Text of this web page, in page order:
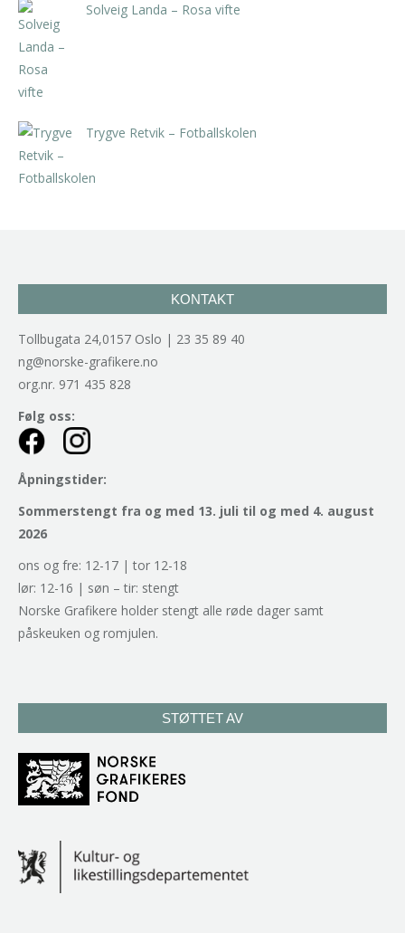
Solveig Landa – Rosa vifte
Trygve Retvik – Fotballskolen
KONTAKT
Tollbugata 24,0157 Oslo | 23 35 89 40
ng@norske-grafikere.no
org.nr. 971 435 828
Følg oss:
Åpningstider:
Sommerstengt fra og med 13. juli til og med 4. august
2026
ons og fre: 12-17 | tor 12-18
lør: 12-16 | søn – tir: stengt
Norske Grafikere holder stengt alle røde dager samt
påskeuken og romjulen.
STØTTET AV